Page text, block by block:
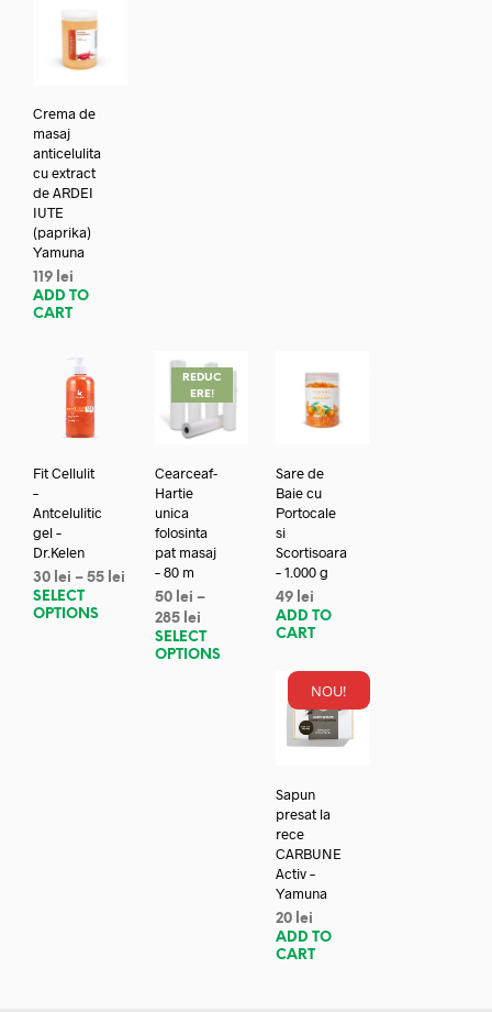
Crema de
masaj
anticelulita
cu extract
de ARDEI
IUTE
(paprika)
Yamuna
119 lei
ADD TO
CART
Fit Cellulit
–
Antcelulitic
gel –
Dr.Kelen
30 lei – 55 lei
SELECT
OPTIONS
REDUC
ERE!
Cearceaf-
Hartie
unica
folosinta
pat masaj
– 80 m
50 lei –
285 lei
SELECT
OPTIONS
Sare de
Baie cu
Portocale
si
Scortisoara
– 1.000 g
49 lei
ADD TO
CART
NOU!
Sapun
presat la
rece
CARBUNE
Activ –
Yamuna
20 lei
ADD TO
CART